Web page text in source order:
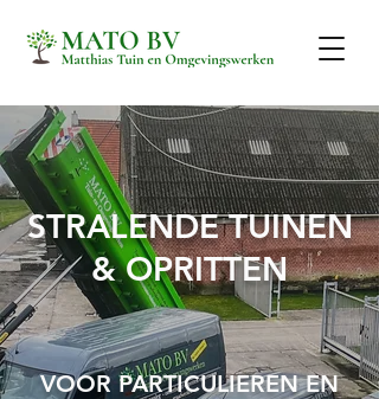
STRALENDE TUINEN
& OPRITTEN
VOOR PARTICULIEREN EN